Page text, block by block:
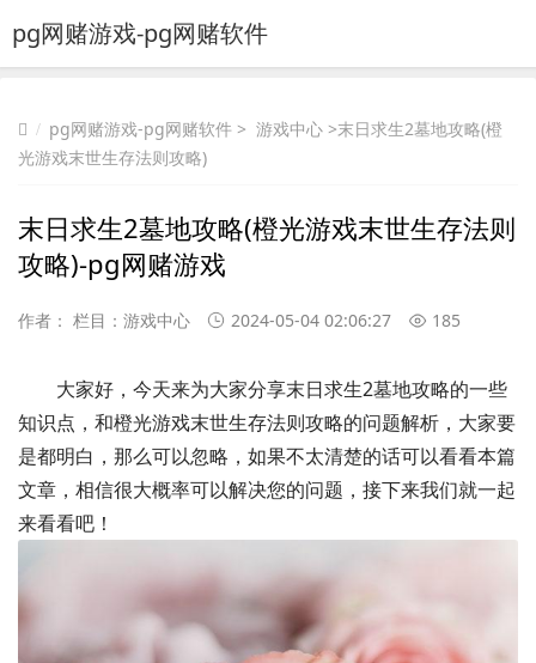
pg网赌游戏-pg网赌软件
pg网赌游戏-pg网赌软件 > 游戏中心 >末日求生2墓地攻略(橙
光游戏末世生存法则攻略)
末日求生2墓地攻略(橙光游戏末世生存法则
攻略)-pg网赌游戏
作者： 栏目： 游戏中心 2024-05-04 02:06:27 185
大家好，今天来为大家分享末日求生2墓地攻略的一些
知识点，和橙光游戏末世生存法则攻略的问题解析，大家要
是都明白，那么可以忽略，如果不太清楚的话可以看看本篇
文章，相信很大概率可以解决您的问题，接下来我们就一起
来看看吧！